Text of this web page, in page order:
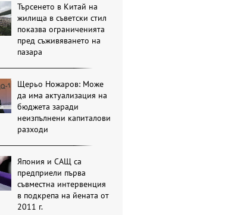
Търсенето в Китай на
жилища в съветски стил
показва ограниченията
пред съживяването на
пазара
Щерьо Ножаров: Може
да има актуализация на
бюджета заради
неизпълнени капиталови
разходи
Япония и САЩ са
предприели първа
съвместна интервенция
в подкрепа на йената от
2011 г.